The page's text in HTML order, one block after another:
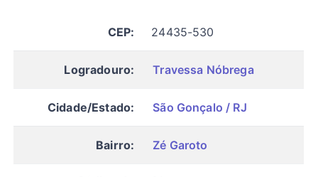
CEP: 24435-530
Logradouro: Travessa Nóbrega
Cidade/Estado: São Gonçalo / RJ
Bairro: Zé Garoto